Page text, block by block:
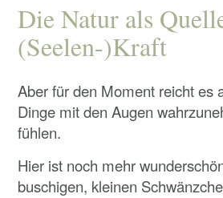
Die Natur als
(Seelen-)Kraft
Aber für den Moment reicht es
Dinge mit den Augen
fühlen.
Hier ist noch mehr
buschigen, kleinen